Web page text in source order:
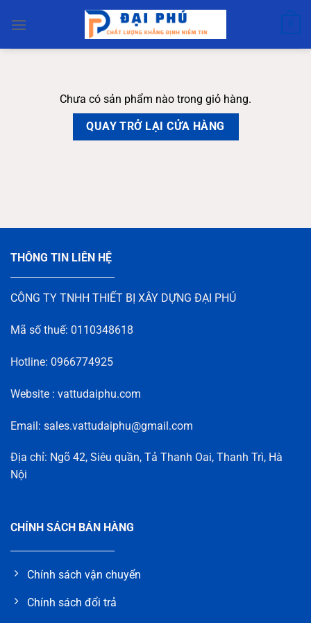
qua
0
Chưa có sản phẩm nào trong giỏ hàng.
QUAY TRỞ LẠI CỬA HÀNG
THÔNG TIN LIÊN HỆ
CÔNG TY TNHH THIẾT BỊ XÂY DỰNG ĐẠI PHÚ
Mã số thuế: 0110348618
Hotline: 0966774925
Website : vattudaiphu.com
Email: sales.vattudaiphu@gmail.com
Địa chỉ: Ngõ 42, Siêu quần, Tả Thanh Oai, Thanh Trì, Hà
Nội
CHÍNH SÁCH BÁN HÀNG
Chính sách vận chuyển
Chính sách đổi trả